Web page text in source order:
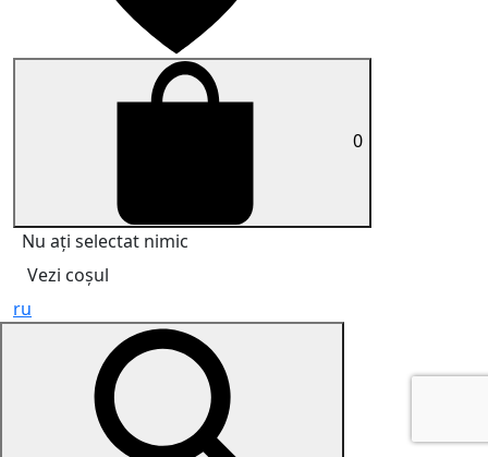
0
Nu ați selectat nimic
Vezi coșul
ru